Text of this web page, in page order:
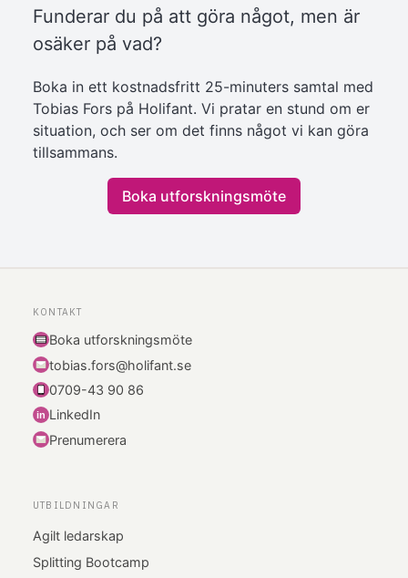
Funderar du på att göra något, men är
osäker på vad?
Boka in ett kostnadsfritt 25-minuters samtal med
Tobias Fors på Holifant. Vi pratar en stund om er
situation, och ser om det finns något vi kan göra
tillsammans.
Boka utforskningsmöte
KONTAKT
Boka utforskningsmöte
tobias.fors@holifant.se
0709-43 90 86
in LinkedIn
Prenumerera
UTBILDNINGAR
Agilt ledarskap
Splitting Bootcamp